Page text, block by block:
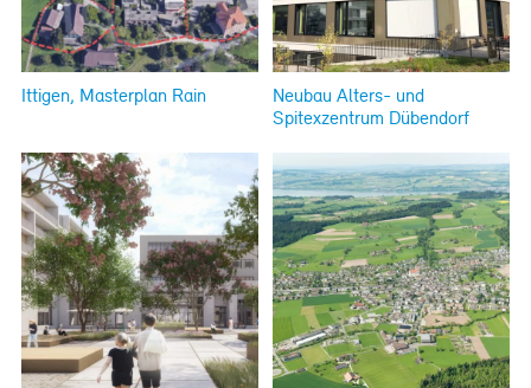
Ittigen, Masterplan Rain
Neubau Alters- und
Spitexzentrum Dübendorf